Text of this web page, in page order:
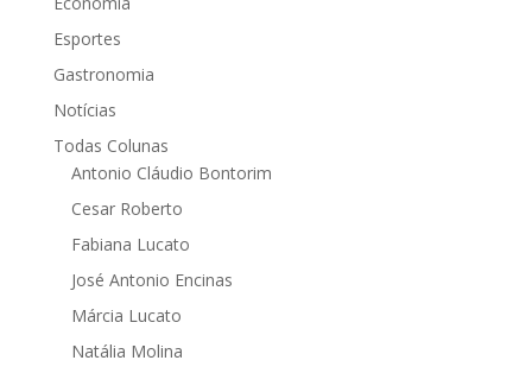
Esportes
Gastronomia
Notícias
Todas Colunas
Antonio Cláudio Bontorim
Cesar Roberto
Fabiana Lucato
José Antonio Encinas
Márcia Lucato
Natália Molina